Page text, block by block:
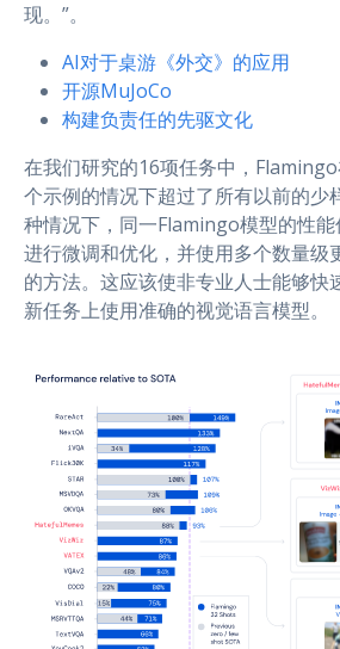
现。”。
AI对于桌游《外交》的应用
开源MuJoCo
构建负责任的先驱文化
在我们研究的16项任务中，
个示例的情况下超过了所有以前的少
种情况下，同一Flamingo模型的性
进行微调和优化，并使用多个数量级
的方法。这应该使非专业人士能够快
新任务上使用准确的视觉语言模型。